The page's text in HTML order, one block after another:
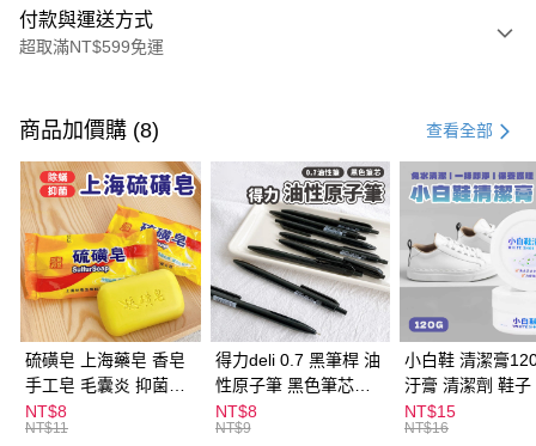
付款與運送方式
超取滿NT$599免運
信用卡一次付款
超商取貨付款
LINE Pay
Apple Pay
街口支付
悠遊付
ATM付款
商品加價購 (8) 查看全部
硫磺皂 上海藥皂 香皂
手工皂 毛囊炎 抑菌除
蟎 清潔護膚 去油去痘
寵物皮膚病 狗狗貓咪
NT$8
NT$11
得力deli 0.7 黑筆桿 油
性原子筆 黑色筆芯
S304
NT$8
NT$9
小白鞋 清潔膏
汙膏 清潔劑 鞋子
漬 白皮鞋 鞋油
NT$15
NT$16